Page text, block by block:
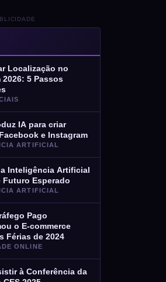
Localização no
2026: 5 Passos
IA para criar
e Instagram
ARTIFICIAL
Inteligência Artificial
Futuro Esperado
ARTIFICIAL
Pago
o E-commerce
Férias de 2024
ONLINE
à Conferência da